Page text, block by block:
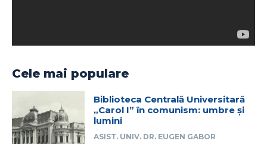
Cele mai populare
Biblioteca Centrală Universitară
„Carol I” în comunism: umbre și
lumini
ASIST. UNIV. DR. EUGEN GABOR